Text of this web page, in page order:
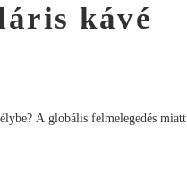
kávé
A globális felmelegedés miatt